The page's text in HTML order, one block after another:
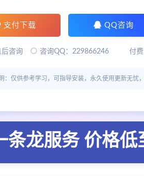
支付下载 QQ咨询
后咨询 咨询QQ：229866246 付
：仅供参考学习，可指导安装，永久使用更新无忧
条龙服务 价格低